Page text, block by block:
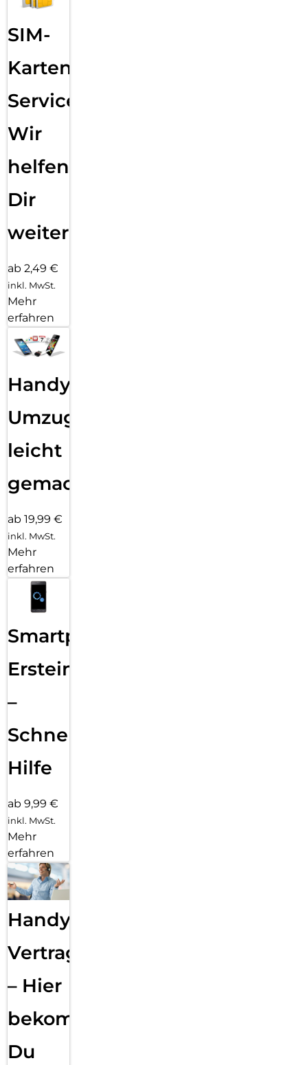
SIM-
Karten
Service:
Wir
helfen
Dir
weiter
ab 2,49 €
inkl. MwSt.
Mehr
erfahren
Handy
Umzug
leicht
gemacht!
ab 19,99 €
inkl. MwSt.
Mehr
erfahren
Smartphone
Ersteinrichtung
–
Schnelle
Hilfe
ab 9,99 €
inkl. MwSt.
Mehr
erfahren
Handy
Vertragsabwicklung
– Hier
bekommst
Du